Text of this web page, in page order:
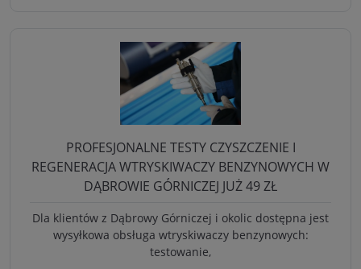
PROFESJONALNE TESTY CZYSZCZENIE I
REGENERACJA WTRYSKIWACZY BENZYNOWYCH W
DĄBROWIE GÓRNICZEJ JUŻ 49 ZŁ
Dla klientów z Dąbrowy Górniczej i okolic dostępna jest
wysyłkowa obsługa wtryskiwaczy benzynowych:
testowanie,